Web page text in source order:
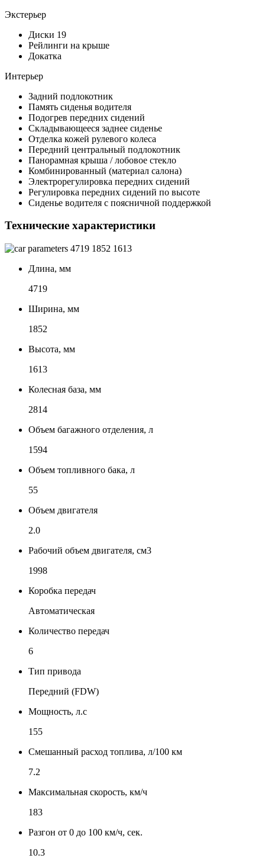
Экстерьер
Диски 19
Рейлинги на крыше
Докатка
Интерьер
Задний подлокотник
Память сиденья водителя
Подогрев передних сидений
Складывающееся заднее сиденье
Отделка кожей рулевого колеса
Передний центральный подлокотник
Панорамная крыша / лобовое стекло
Комбинированный (материал салона)
Электрорегулировка передних сидений
Регулировка передних сидений по высоте
Сиденье водителя с поясничной поддержкой
Технические характеристики
4719 1852 1613
Длина, мм
4719
Ширина, мм
1852
Высота, мм
1613
Колесная база, мм
2814
Объем багажного отделения, л
1594
Объем топливного бака, л
55
Объем двигателя
2.0
Рабочий объем двигателя, см3
1998
Коробка передач
Автоматическая
Количество передач
6
Тип привода
Передний (FDW)
Мощность, л.с
155
Смешанный расход топлива, л/100 км
7.2
Максимальная скорость, км/ч
183
Разгон от 0 до 100 км/ч, сек.
10.3